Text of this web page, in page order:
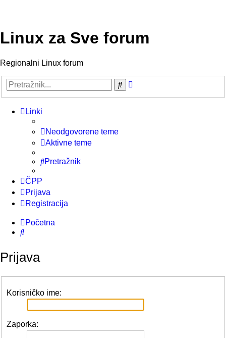
Linux za Sve forum
Regionalni Linux forum
Pretražnik
Linki
Neodgovorene teme
Aktivne teme
Pretražnik
ČPP
Prijava
Registracija
Početna
Pretražnik
Prijava
Korisničko ime:
Zaporka: